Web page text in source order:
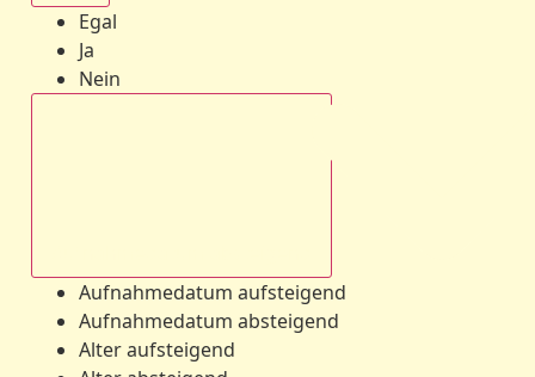
Egal
Ja
Nein
Aufnahmedatum aufsteigend
Aufnahmedatum absteigend
Alter aufsteigend